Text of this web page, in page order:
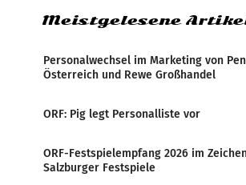
Meistgelesene
Personalwechsel im Marketing von
Österreich und Rewe Großhandel
ORF: Pig legt Personalliste vor
ORF-Festspielempfang 2026 im
Salzburger Festspiele